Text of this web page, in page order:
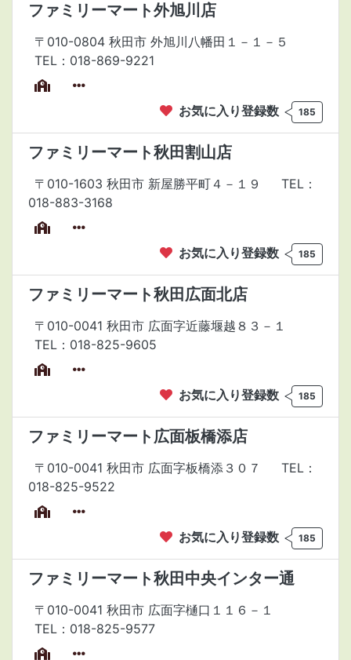
ファミリーマート外旭川店
〒010-0804 秋田市 外旭川八幡田１－１－５
TEL：018-869-9221
お気に入り登録数 185
ファミリーマート秋田割山店
〒010-1603 秋田市 新屋勝平町４－１９
TEL：
018-883-3168
お気に入り登録数 185
ファミリーマート秋田広面北店
〒010-0041 秋田市 広面字近藤堰越８３－１
TEL：018-825-9605
お気に入り登録数 185
ファミリーマート広面板橋添店
〒010-0041 秋田市 広面字板橋添３０７
TEL：
018-825-9522
お気に入り登録数 185
ファミリーマート秋田中央インター通
〒010-0041 秋田市 広面字樋口１１６－１
TEL：018-825-9577